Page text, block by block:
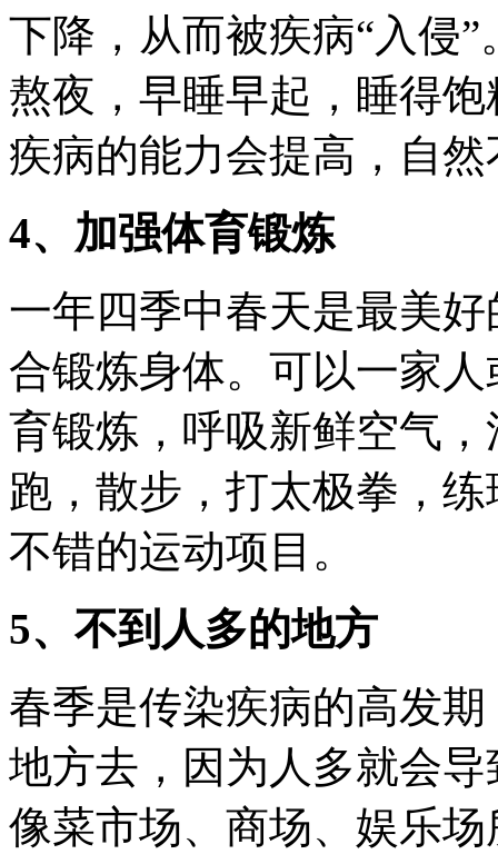
下降，从而被疾病“入侵
熬夜，早睡早起，睡得
疾病的能力会提高，自
4、加强体育锻炼
一年四季中春天是最美
合锻炼身体。可以一家
育锻炼，呼吸新鲜空气
跑，散步，打太极拳，
不错的运动项目。
5、不到人多的地方
春季是传染疾病的高发
地方去，因为人多就会
像菜市场、商场、娱乐